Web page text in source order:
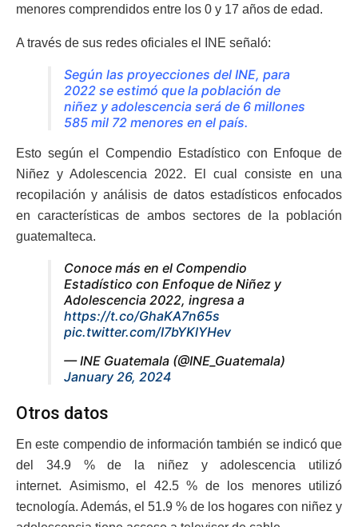
menores comprendidos entre los 0 y 17 años de edad.
A través de sus redes oficiales el INE señaló:
Según las proyecciones del INE, para
2022 se estimó que la población de
niñez y adolescencia será de 6 millones
585 mil 72 menores en el país.
Esto según el Compendio Estadístico con Enfoque de
Niñez y Adolescencia 2022. El cual consiste en una
recopilación y análisis de datos estadísticos enfocados
en características de ambos sectores de la población
guatemalteca.
Conoce más en el Compendio
Estadístico con Enfoque de Niñez y
Adolescencia 2022, ingresa a
https://t.co/GhaKA7n65s
pic.twitter.com/I7bYKlYHev
— INE Guatemala (@INE_Guatemala)
January 26, 2024
Otros datos
En este compendio de información también se indicó que
del 34.9 % de la niñez y adolescencia utilizó
internet. Asimismo, el 42.5 % de los menores utilizó
tecnología. Además, el 51.9 % de los hogares con niñez y